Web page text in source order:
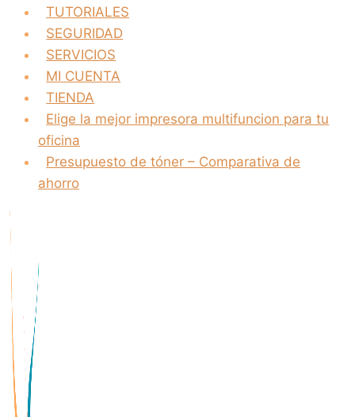
TUTORIALES
SEGURIDAD
SERVICIOS
MI CUENTA
TIENDA
Elige la mejor impresora multifuncion para tu
oficina
Presupuesto de tóner – Comparativa de
ahorro